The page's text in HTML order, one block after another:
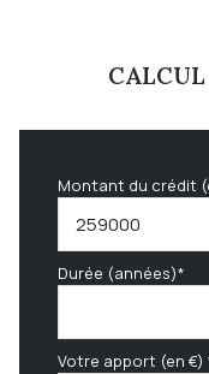
Montant du crédit
Durée (années)*
Votre apport (en €)